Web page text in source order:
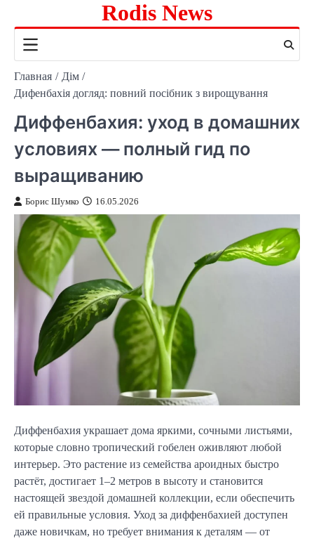
содержимому
Rodis News
Главная
Дім
Дифенбахія догляд: повний посібник з вирощування
Диффенбахия: уход в домашних
условиях — полный гид по
выращиванию
Борис Шумко 16.05.2026
Диффенбахия украшает дома яркими, сочными листьями,
которые словно тропический гобелен оживляют любой
интерьер. Это растение из семейства ароидных быстро
растёт, достигает 1–2 метров в высоту и становится
настоящей звездой домашней коллекции, если обеспечить
ей правильные условия. Уход за диффенбахией доступен
даже новичкам, но требует внимания к деталям — от